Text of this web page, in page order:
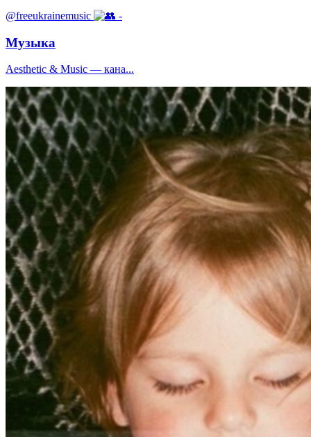
@freeukrainemusic -
Музыка
Aesthetic & Music — кана...